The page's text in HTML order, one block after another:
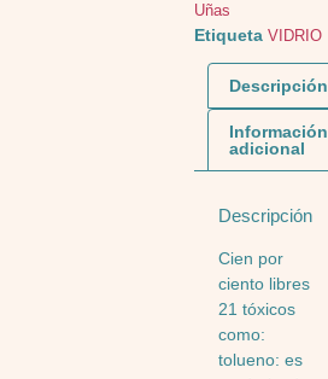
Uñas
Etiqueta VIDRIO
Descripción
Información
adicional
Descripción
Cien por
ciento libres
21 tóxicos
como:
tolueno: es